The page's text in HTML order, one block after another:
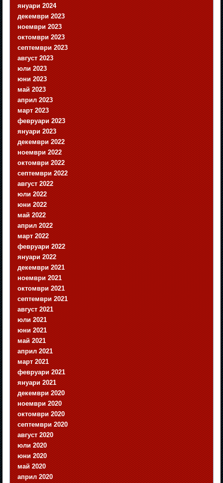
януари 2024
декември 2023
ноември 2023
октомври 2023
септември 2023
август 2023
юли 2023
юни 2023
май 2023
април 2023
март 2023
февруари 2023
януари 2023
декември 2022
ноември 2022
октомври 2022
септември 2022
август 2022
юли 2022
юни 2022
май 2022
април 2022
март 2022
февруари 2022
януари 2022
декември 2021
ноември 2021
октомври 2021
септември 2021
август 2021
юли 2021
юни 2021
май 2021
април 2021
март 2021
февруари 2021
януари 2021
декември 2020
ноември 2020
октомври 2020
септември 2020
август 2020
юли 2020
юни 2020
май 2020
април 2020